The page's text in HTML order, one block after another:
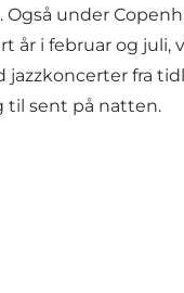
Også under
år i februar og juli,
jazzkoncerter fra
til sent på natten.